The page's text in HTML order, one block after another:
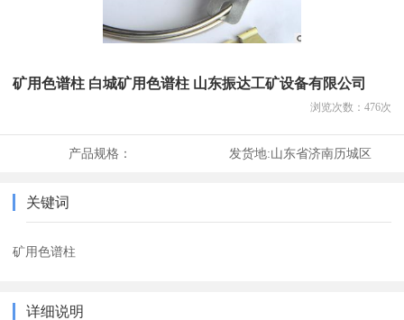
矿用色谱柱 白城矿用色谱柱 山东振达工矿设备有限公司
浏览次数： 476次
产品规格： 发货地:山东省济南历城区
关键词
矿用色谱柱
详细说明